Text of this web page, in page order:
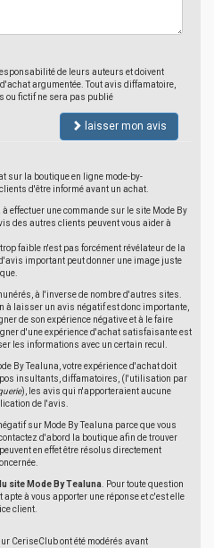
de leurs auteurs et doivent
argumentée. Tout avis diffamatoire,
ou fictif ne sera pas publié
laisser mon avis
sur la boutique en ligne mode-by-
d'être informé avant un achat.
effectuer une commande sur le site Mode By
des autres clients peuvent vous aider à
faible n'est pas forcément révélateur de la
important peut donner une image juste
à l'inverse de nombre d'autres sites.
à laisser un avis négatif est donc importante,
de son expérience négative et à le faire
d'une expérience d'achat satisfaisante est
les informations avec un certain recul.
By Tealuna, votre expérience d'achat doit
insultants, diffamatoires, (l'utilisation par
), les avis qui n'apporteraient aucune
de l'avis.
sur Mode By Tealuna parce que vous
d'abord la boutique afin de trouver
en effet être résolus directement
site Mode By Tealuna . Pour toute question
à vous apporter une réponse et c'est elle
client.
CeriseClub ont été modérés avant